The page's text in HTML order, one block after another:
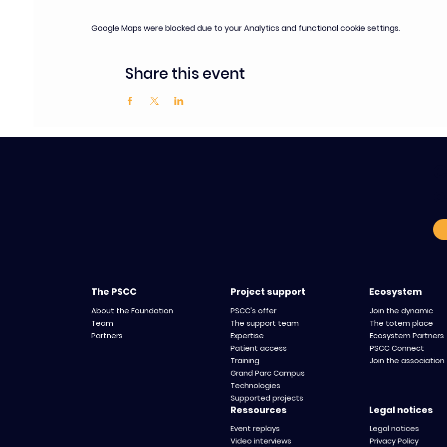
Google Maps were blocked due to your Analytics and functional cookie settings.
Share this event
The PSCC
About the Foundation
Team
Partners
Project support
PSCC's offer
The support team
Expertise
Patient access
Training
Grand Parc Campus
Technologies
Supported projects
Ecosystem
Join the dynamic
The totem place
Ecosystem Partners
PSCC Connect
Join the association
Ressources
Event replays
Video interviews
Legal notices
Legal notices
Privacy Policy